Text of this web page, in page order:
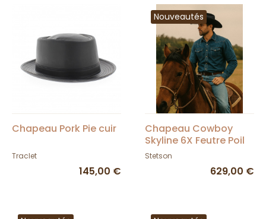
Chapeau Pork Pie cuir
Traclet
145,00 €
Nouveautés
Chapeau Cowboy
Skyline 6X Feutre Poil
Noir - Stetson
Stetson
629,00 €